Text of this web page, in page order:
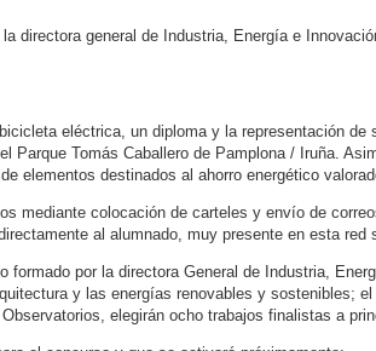
directora general de Industria, Energía e
eléctrica, un diploma y la representación de
Parque Tomás Caballero de Pamplona / Iruña.
elementos destinados al ahorro energético
mediante colocación de carteles y envío de
al alumnado, muy presente en esta red
formado por la directora General de Industria,
y las energías renovables y sostenibles;
elegirán ocho trabajos finalistas a